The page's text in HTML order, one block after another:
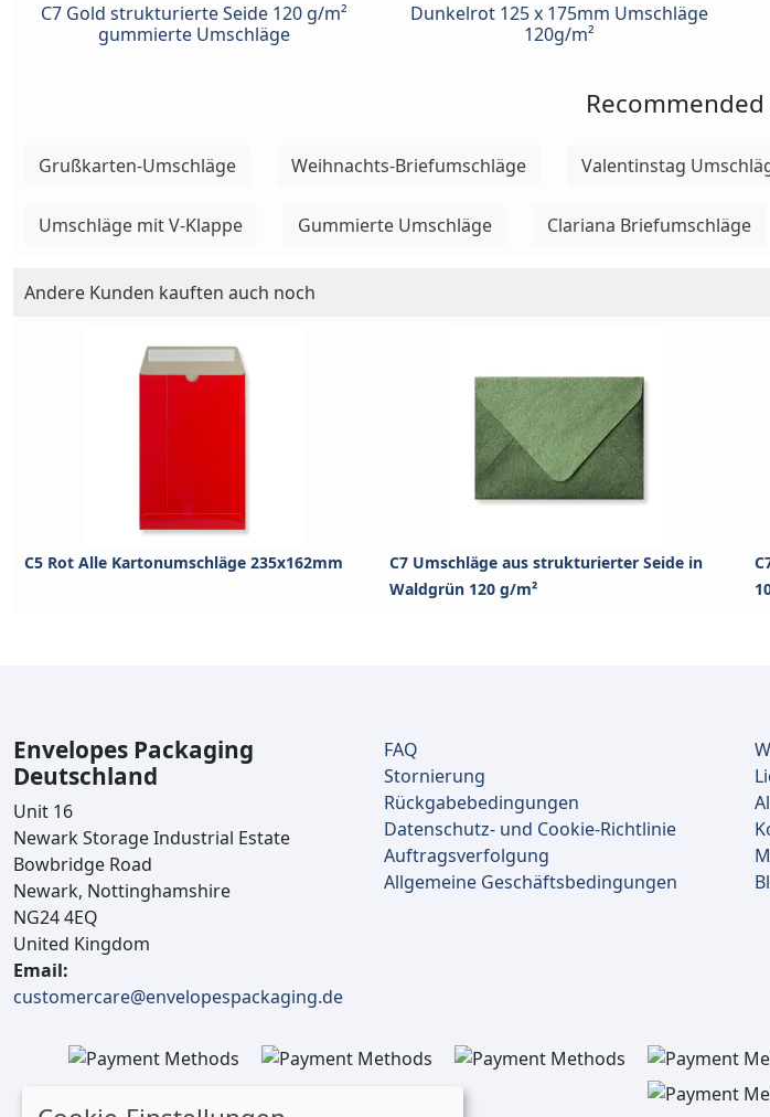
C7 Gold strukturierte Seide 120 g/m²
gummierte Umschläge
Dunkelrot 125 x 175mm Umschläge
120g/m²
Grußkarten-Umschläge Weihnachts-Briefumschläge Valentinstag
Umschläge mit V-Klappe Gummierte Umschläge Clariana Briefumschläge
Andere Kunden kauften auch noch
C5 Rot Alle Kartonumschläge 235x162mm
C7 Umschläge aus strukturierter Seide in
Waldgrün 120 g/m²
Envelopes Packaging
Deutschland
Unit 16
Newark Storage Industrial Estate
Bowbridge Road
Newark, Nottinghamshire
NG24 4EQ
United Kingdom
Email:
customercare@envelopespackaging.de
FAQ
Stornierung
Rückgabebedingungen
Datenschutz- und Cookie-Richtlinie
Auftragsverfolgung
Allgemeine Geschäftsbedingungen